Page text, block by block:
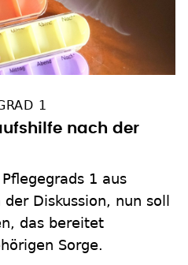
1
nach der
1 aus
Diskussion, nun soll
das bereitet
Sorge.